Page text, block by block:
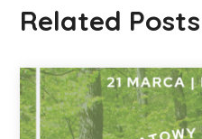
Related Posts